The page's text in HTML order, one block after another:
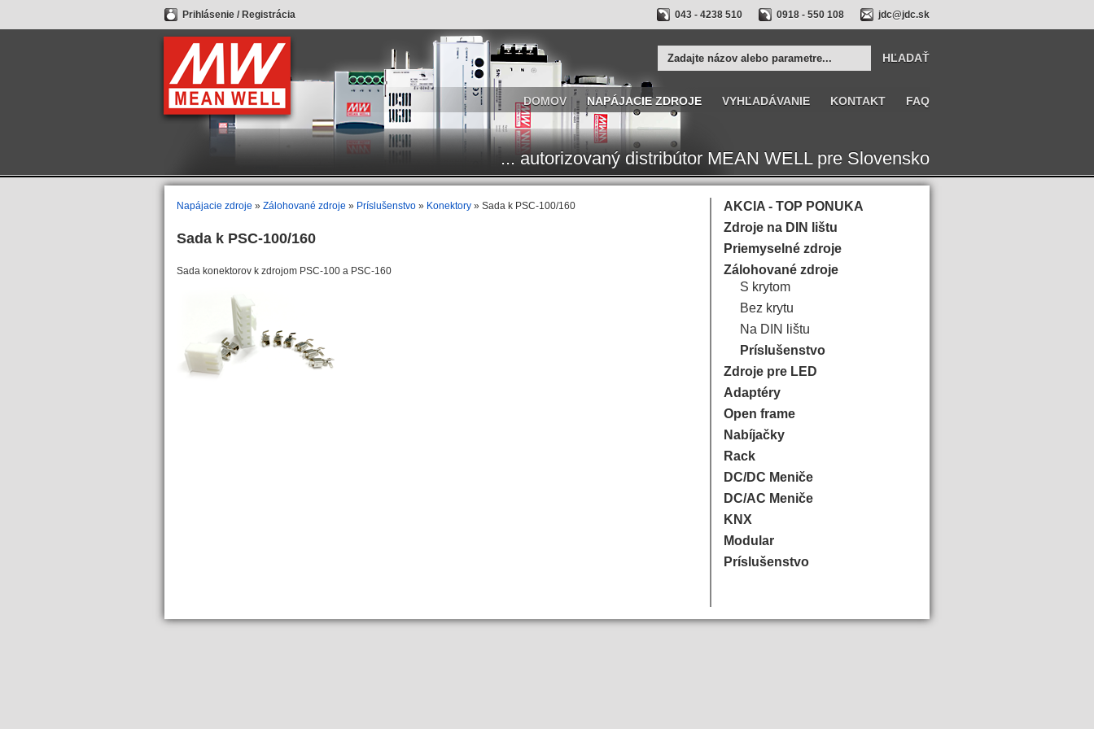
Prihlásenie / Registrácia 043 - 4238 510 0918 - 550 108 jdc@jdc.sk
DOMOV NAPÁJACIE ZDROJE VYHĽADÁVANIE KONTAKT FAQ
... autorizovaný distribútor MEAN WELL pre Slovensko
AKCIA - TOP PONUKA
Zdroje na DIN lištu
Priemyselné zdroje
Zálohované zdroje
S krytom
Bez krytu
Na DIN lištu
Príslušenstvo
Zdroje pre LED
Adaptéry
Open frame
Nabíjačky
Rack
DC/DC Meniče
DC/AC Meniče
KNX
Modular
Príslušenstvo
Napájacie zdroje » Zálohované zdroje » Príslušenstvo » Konektory » Sada k PSC-100/160
Sada k PSC-100/160
Sada konektorov k zdrojom PSC-100 a PSC-160